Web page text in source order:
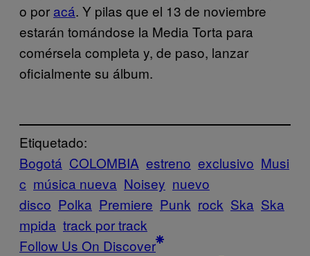
o por acá. Y pilas que el 13 de noviembre
estarán tomándose la Media Torta para
comérsela completa y, de paso, lanzar
oficialmente su álbum.
Etiquetado:
Bogotá COLOMBIA estreno exclusivo Musi
c música nueva Noisey nuevo
disco Polka Premiere Punk rock Ska Ska
mpida track por track
Follow Us On Discover